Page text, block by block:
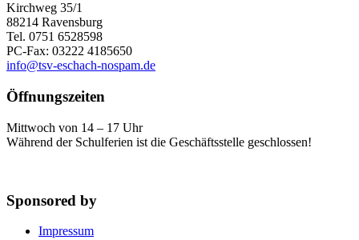
Kirchweg 35/1
88214 Ravensburg
Tel. 0751 6528598
PC-Fax: 03222 4185650
info@tsv-eschach-nospam.de
Öffnungszeiten
Mittwoch von 14 – 17 Uhr
Während der Schulferien ist die Geschäftsstelle geschlossen!
Sponsored by
Impressum